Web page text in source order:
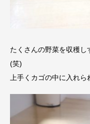
たくさんの野菜を収穫し
(笑)
上手くカゴの中に入れ